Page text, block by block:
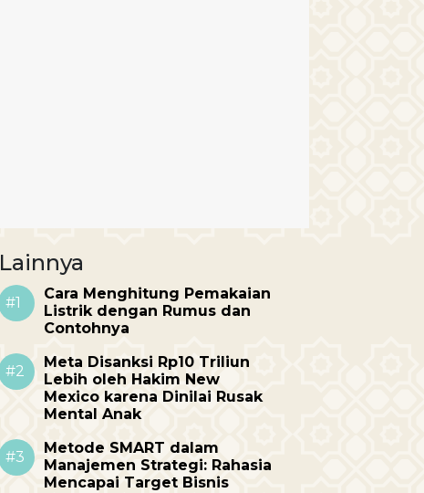
Lainnya
#1
Cara Menghitung Pemakaian
Listrik dengan Rumus dan
Contohnya
#2
Meta Disanksi Rp10 Triliun
Lebih oleh Hakim New
Mexico karena Dinilai Rusak
Mental Anak
#3
Metode SMART dalam
Manajemen Strategi: Rahasia
Mencapai Target Bisnis